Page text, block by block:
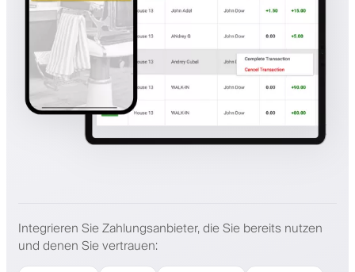
Integrieren Sie Zahlungsanbieter, die Sie bereits nutzen
und denen Sie vertrauen: